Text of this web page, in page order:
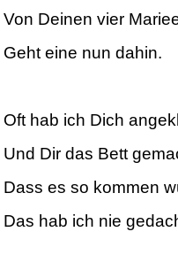
Von Deinen vier
Geht eine nun dahin.
Oft hab ich Dich
Und Dir das Bett
Dass es so kommen
Das hab ich nie